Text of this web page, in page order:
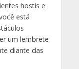
hostis e
está
um lembrete
diante das